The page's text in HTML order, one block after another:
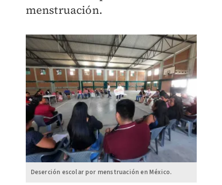
menstruación.
Deserción escolar por menstruación en México.